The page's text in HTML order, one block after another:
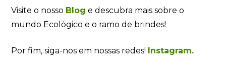
Visite o nosso Blog e descubra mais sobre o
mundo Ecológico e o ramo de brindes!
Por fim, siga-nos em nossas redes! Instagram.